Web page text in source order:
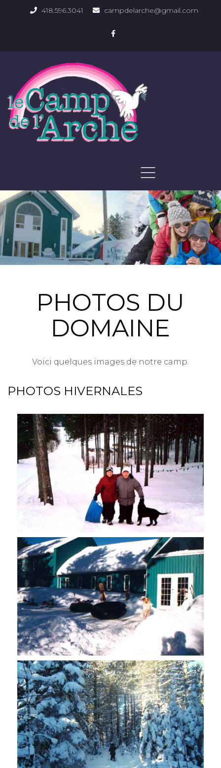
418.596.3041 campdelarche@gmail.com
PHOTOS DU DOMAINE
PHOTOS DU
DOMAINE
Voici quelques images de notre camp.
PHOTOS HIVERNALES